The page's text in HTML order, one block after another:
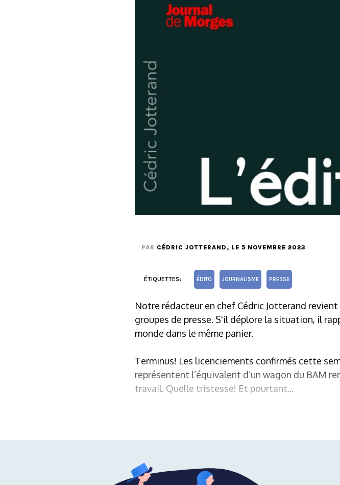
PAR CÉDRIC JOTTERAND , LE 5 NOVEMBRE 2023
ÉTIQUETTES: ÉDITO JOURNALISME PRESSE
Notre rédacteur en chef Cédric Jotterand
groupes de presse. S'il déplore la situation, il
monde dans le même panier.
Terminus! Les licenciements confirmés cette
représentent l’équivalent d’un wagon du BAM
travail. Quelle tristesse! Et pourtant...